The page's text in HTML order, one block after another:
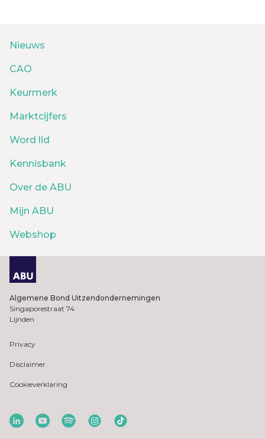
Nieuws
CAO
Keurmerk
Marktcijfers
Word lid
Kennisbank
Over de ABU
Mijn ABU
Webshop
Algemene Bond Uitzendondernemingen
Singaporestraat 74
Lijnden
Privacy
Disclaimer
Cookieverklaring